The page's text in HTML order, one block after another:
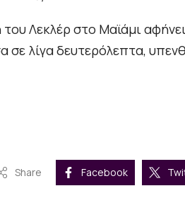
Λεκλέρ στο Μαϊάμι
σε λίγα δευτερόλεπτα,
Share Facebook